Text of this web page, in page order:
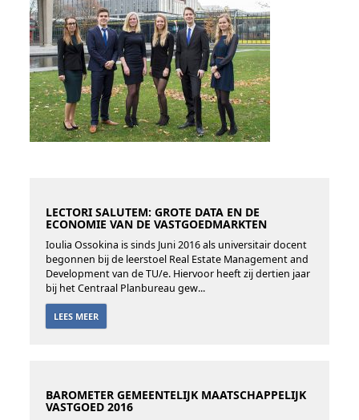
LECTORI SALUTEM: GROTE DATA EN DE
ECONOMIE VAN DE VASTGOEDMARKTEN
Ioulia Ossokina is sinds Juni 2016 als universitair docent
begonnen bij de leerstoel Real Estate Management and
Development van de TU/e. Hiervoor heeft zij dertien jaar
bij het Centraal Planbureau gew...
LEES MEER
BAROMETER GEMEENTELIJK MAATSCHAPPELIJK
VASTGOED 2016